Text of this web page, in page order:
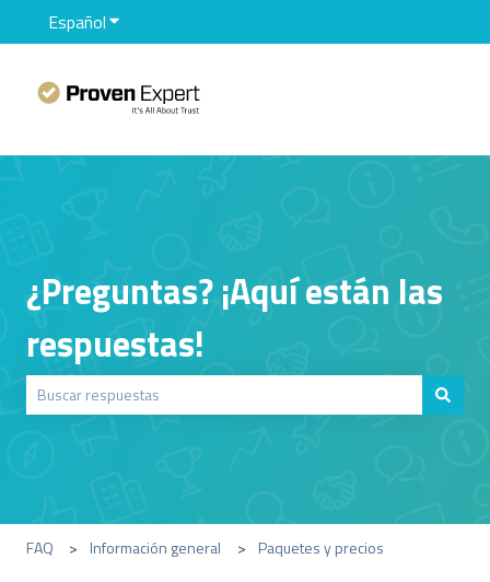
EspañolTraducciones de Mostrar submenú de
¿Preguntas? ¡Aquí están las
respuestas!
FAQ Información general Paquetes y precios